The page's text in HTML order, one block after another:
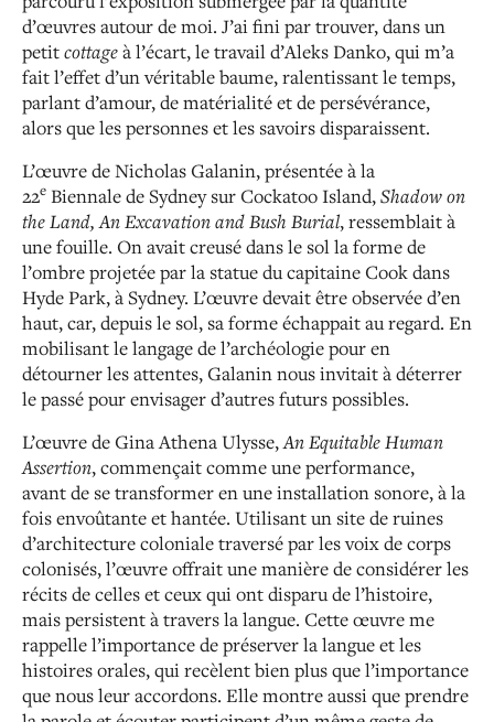
d’œuvres autour de moi. J’ai fini par trouver, dans un
petitcottageà l’écart, le travail d’Aleks Danko, qui m’a
fait l’effet d’un véritable baume, ralentissant letemps,
parlant d’amour, de matérialité et de persévérance,
alors que les personnes et les savoirs disparaissent.
L’œuvre de Nicholas Galanin, présentée à la
22e Biennalede Sydney sur Cockatoo Island,Shadow on
the Land, AnExcavation and Bush Burial, ressemblait à
une fouille. Onavait creusé dans le sol la forme de
l’ombre projetée par la statue du capitaine Cook dans
Hyde Park, à Sydney. L’œuvredevait être observée d’en
haut, car, depuis le sol, sa forme échappait au regard. En
mobilisant le langage del’archéologie pour en
détourner les attentes, Galanin nous invitait à déterrer
le passé pour envisager d’autres futurspossibles.
L’œuvre de Gina Athena Ulysse,An Equitable Human
Assertion, commençait comme une performance,
avantde se transformer en une installation sonore, à la
fois envoûtante et hantée. Utilisant un site de ruines
d’architecture coloniale traversé par les voix de corps
colonisés, l’œuvre offrait une manière de considérer les
récits de celles et ceux qui ont disparu de l’histoire,
maispersistent à travers la langue. Cette œuvre me
rappelle l’importance de préserver la langue et les
histoires orales,qui recèlent bien plus que l’importance
que nous leuraccordons. Elle montre aussi que prendre